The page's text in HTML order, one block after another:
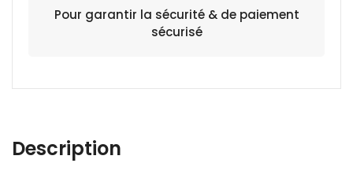
Pour garantir la sécurité & de paiement
sécurisé
Description